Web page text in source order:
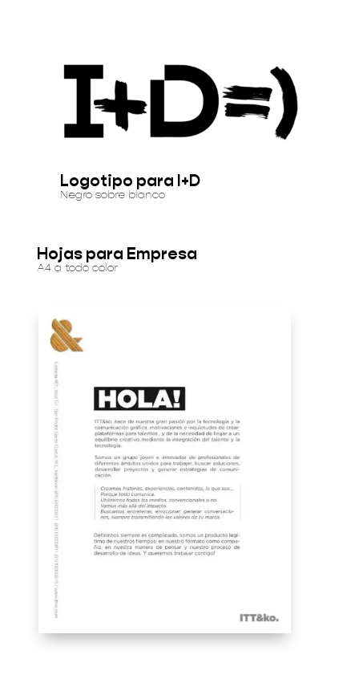
Logotipo para I+D
Negro sobre blanco
Hojas para Empresa
A4 a todo color